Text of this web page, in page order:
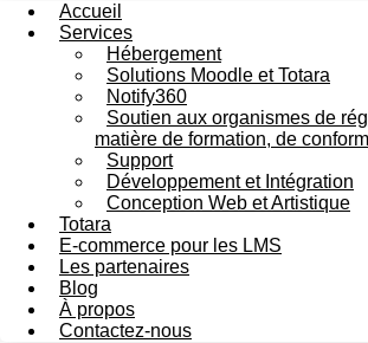
Accueil
Services
Hébergement
Solutions Moodle et Totara
Notify360
Soutien aux organismes de
matière de formation, de
Support
Développement et Intégration
Conception Web et Artistique
Totara
E-commerce pour les LMS
Les partenaires
Blog
À propos
Contactez-nous